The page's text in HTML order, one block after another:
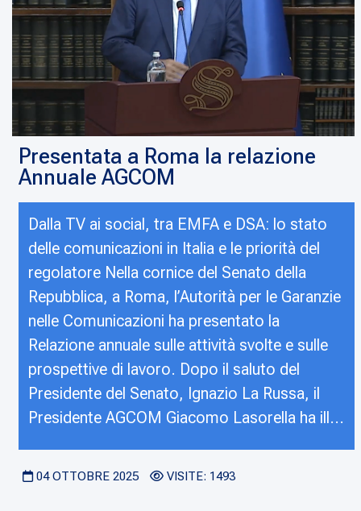
Presentata a Roma la relazione
Annuale AGCOM
Dalla TV ai social, tra EMFA e DSA: lo stato
delle comunicazioni in Italia e le priorità del
regolatore Nella cornice del Senato della
Repubblica, a Roma, l’Autorità per le Garanzie
nelle Comunicazioni ha presentato la
Relazione annuale sulle attività svolte e sulle
prospettive di lavoro. Dopo il saluto del
Presidente del Senato, Ignazio La Russa, il
Presidente AGCOM Giacomo Lasorella ha ill...
04 OTTOBRE 2025 VISITE: 1493